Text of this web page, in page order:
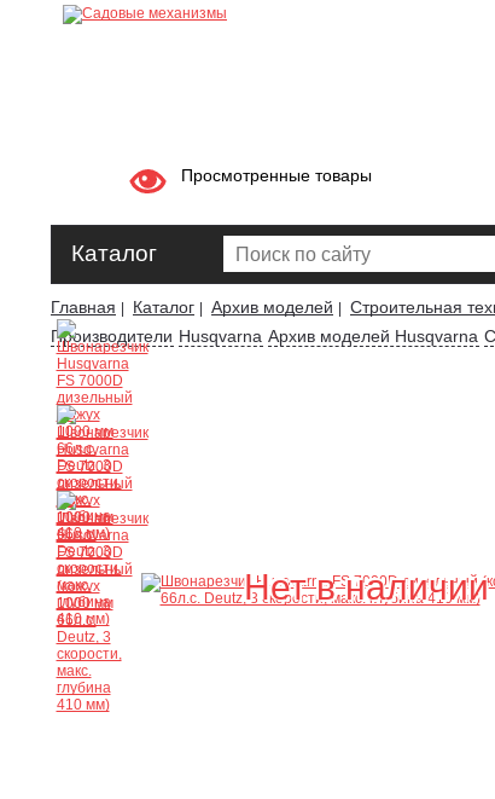
Просмотренные товары
Каталог
Главная Каталог Архив моделей Строительная
Производители Husqvarna Архив моделей Husqvarna
Нет в наличии